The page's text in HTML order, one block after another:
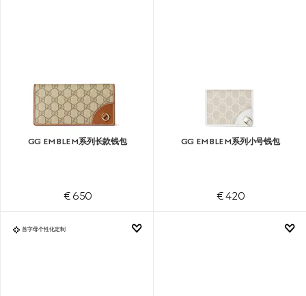
GG EMBLEM系列长款钱包
€ 650
GG EMBLEM系列小号钱包
€ 420
首字母个性化定制